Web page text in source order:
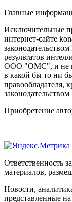
Главные
Исключительные
интернет-сайте
результатов
ООО "ОМС", и не
в какой бы то ни
правообладателя,
Приобретение
Ответственность
материалов,
Новости,
представленные